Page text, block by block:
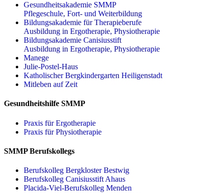
Gesundheitsakademie SMMP
Pflegeschule, Fort- und Weiterbildung
Bildungsakademie für Therapieberufe
Ausbildung in Ergotherapie, Physiotherapie
Bildungsakademie Canisiusstift
Ausbildung in Ergotherapie, Physiotherapie
Manege
Julie-Postel-Haus
Katholischer Bergkindergarten Heiligenstadt
Mitleben auf Zeit
Gesundheitshilfe SMMP
Praxis für Ergo­therapie
Praxis für Physio­therapie
SMMP Berufskollegs
Berufskolleg Bergkloster Bestwig
Berufskolleg Canisiusstift Ahaus
Placida-Viel-Berufskolleg Menden